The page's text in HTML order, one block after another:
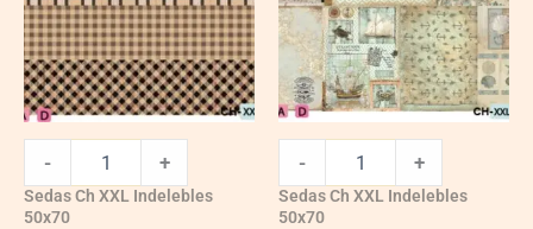
- +
Sedas Ch XXL Indelebles
50x70
- +
Sedas Ch XXL Indelebles
50x70